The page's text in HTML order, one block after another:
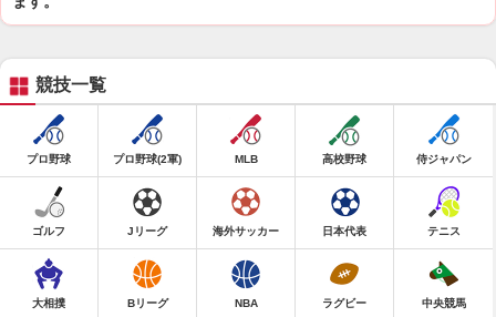
競技一覧
プロ野球 プロ野球(2軍) MLB 高校野球 侍ジャパン
ゴルフ Jリーグ 海外サッカー 日本代表 テニス
大相撲 Bリーグ NBA ラグビー 中央競馬